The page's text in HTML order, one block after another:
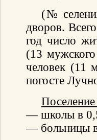
(№
дворов.
год число
(13
человек (11
погосте
— школы в
— больницы